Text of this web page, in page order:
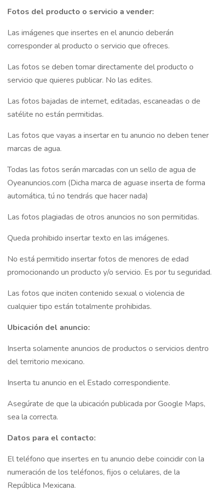
Fotos del producto o servicio a vender:
Las imágenes que insertes en el anuncio deberán
corresponder al producto o servicio que ofreces.
Las fotos se deben tomar directamente del producto o
servicio que quieres publicar. No las edites.
Las fotos bajadas de internet, editadas, escaneadas o de
satélite no están permitidas.
Las fotos que vayas a insertar en tu anuncio no deben tener
marcas de agua.
Todas las fotos serán marcadas con un sello de agua de
Oyeanuncios.com (Dicha marca de aguase inserta de forma
automática, tú no tendrás que hacer nada)
Las fotos plagiadas de otros anuncios no son permitidas.
Queda prohibido insertar texto en las imágenes.
No está permitido insertar fotos de menores de edad
promocionando un producto y/o servicio. Es por tu seguridad.
Las fotos que inciten contenido sexual o violencia de
cualquier tipo están totalmente prohibidas.
Ubicación del anuncio:
Inserta solamente anuncios de productos o servicios dentro
del territorio mexicano.
Inserta tu anuncio en el Estado correspondiente.
Asegúrate de que la ubicación publicada por Google Maps,
sea la correcta.
Datos para el contacto:
El teléfono que insertes en tu anuncio debe coincidir con la
numeración de los teléfonos, fijos o celulares, de la
República Mexicana.